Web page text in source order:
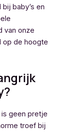
baby’s en
van onze
op de hoogte
geen pretje
troef bij